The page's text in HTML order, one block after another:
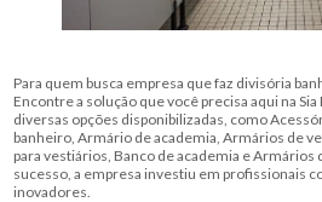
Para quem busca empresa que faz divisória
Encontre a solução que você precisa aqui na
diversas opções disponibilizadas, como
banheiro, Armário de academia, Armários de
para vestiários, Banco de academia e Armários
sucesso, a empresa investiu em profissionais
inovadores.